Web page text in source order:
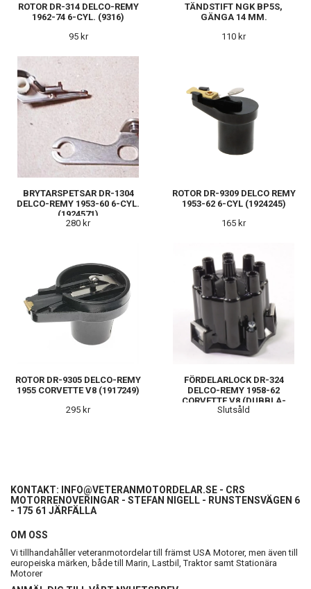
ROTOR DR-314 DELCO-REMY
1962-74 6-CYL. (9316)
95 kr
TÄNDSTIFT NGK BP5S,
GÄNGA 14 MM.
110 kr
BRYTARSPETSAR DR-1304
DELCO-REMY 1953-60 6-CYL.
(1924571)
280 kr
ROTOR DR-9309 DELCO REMY
1953-62 6-CYL (1924245)
165 kr
ROTOR DR-9305 DELCO-REMY
1955 CORVETTE V8 (1917249)
295 kr
FÖRDELARLOCK DR-324
DELCO-REMY 1958-62
CORVETTE V8 (DUBBLA-
BRYTARE)
Slutsåld
KONTAKT: INFO@VETERANMOTORDELAR.SE - CRS
MOTORRENOVERINGAR - STEFAN NIGELL - RUNSTENSVÄGEN 6
- 175 61 JÄRFÄLLA
OM OSS
Vi tillhandahåller veteranmotordelar till främst USA Motorer, men även till
europeiska märken, både till Marin, Lastbil, Traktor samt Stationära
Motorer